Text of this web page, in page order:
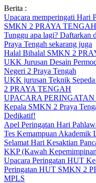
Skip
to
content
Berita :
Upacara memperingati Hari
SMKN 2 PRAYA
Tunggu apa lagi? Daftarkan
Praya Tengah sekarang juga
Halal Bihalal SMKN 2
UKK Jurusan Desain
Negeri 2 Praya Tengah
UKK jurusan Teknik
2 PRAYA TENGAH
UPACARA
Kepala SMKN 2 Praya
Dedikatif!
Apel Peringatan Hari
Tes Kemampuan Akademik
Selamat Hari Kesaktian
KKP (Kawah
Upacara Peringatan HUT
Peringatan HUT SMKN 2
MPLS